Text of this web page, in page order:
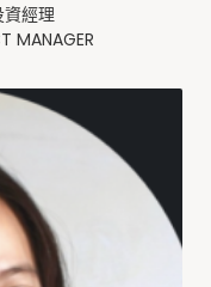
資經理
MANAGER